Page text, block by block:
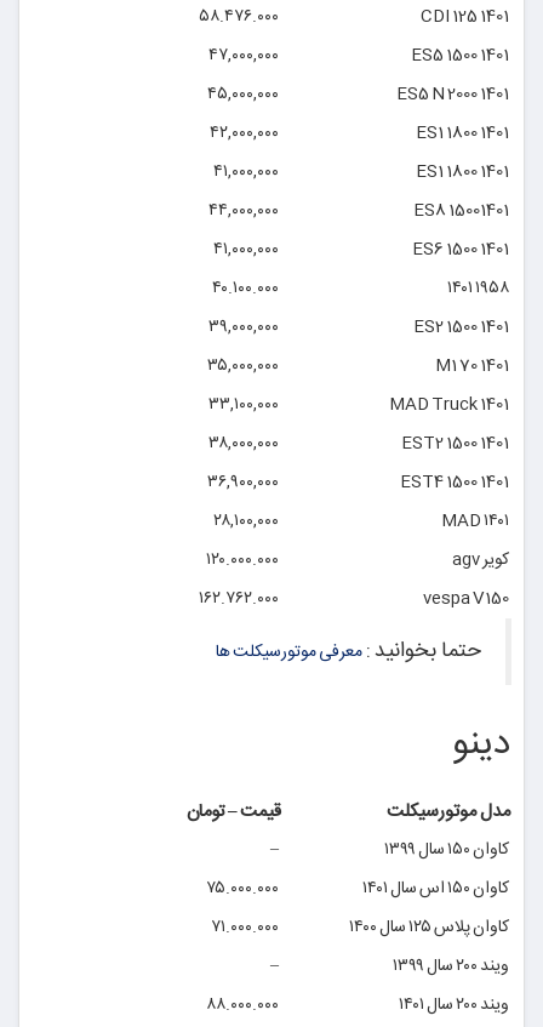
CDI 125 1401
۵۸.۴۷۶.۰۰۰
ES5 1500 1401
۴۷,۰۰۰,۰۰۰
ES5 N 2000 1401
۴۵,۰۰۰,۰۰۰
ES1 1800 1401
۴۲,۰۰۰,۰۰۰
ES1 1800 1401
۴۱,۰۰۰,۰۰۰
ES8 15001401
۴۴,۰۰۰,۰۰۰
ES6 1500 1401
۴۱,۰۰۰,۰۰۰
۱۹۵۸ ۱۴۰۱
۴۰.۱۰۰.۰۰۰
ES2 1500 1401
۳۹,۰۰۰,۰۰۰
M1 70 1401
۳۵,۰۰۰,۰۰۰
MAD Truck 1401
۳۳,۱۰۰,۰۰۰
EST2 1500 1401
۳۸,۰۰۰,۰۰۰
EST4 1500 1401
۳۶,۹۰۰,۰۰۰
MAD ۱۴۰۱
۲۸,۱۰۰,۰۰۰
کویر agv
۱۲۰.۰۰۰.۰۰۰
vespa V150
۱۶۲.۷۶۲.۰۰۰
حتما بخوانید :معرفی موتورسیکلت ها
دینو
مدل موتورسیکلت قیمت – تومان
کاوان ۱۵۰ سال ۱۳۹۹
–
کاوان ۱۵۰ اس سال ۱۴۰۱
۷۵.۰۰۰.۰۰۰
کاوان پلاس ۱۲۵ سال ۱۴۰۰
۷۱.۰۰۰.۰۰۰
ویند ۲۰۰ سال ۱۳۹۹
–
ویند ۲۰۰ سال ۱۴۰۱
۸۸.۰۰۰.۰۰۰